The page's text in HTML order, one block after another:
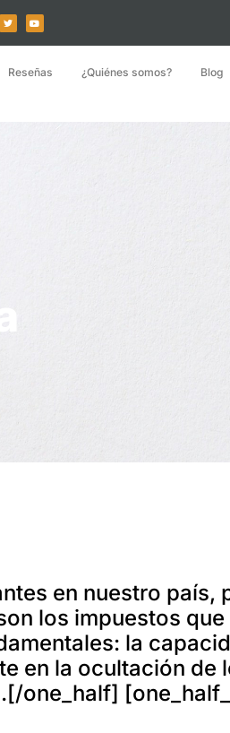
Reseñas ¿Quiénes somos? Blog
en nuestro país,
los impuestos que
la
en la ocultación de
one_half]